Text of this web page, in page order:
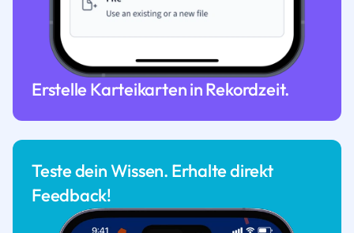
Erstelle Karteikarten in Rekordzeit.
Teste dein Wissen. Erhalte direkt
Feedback!